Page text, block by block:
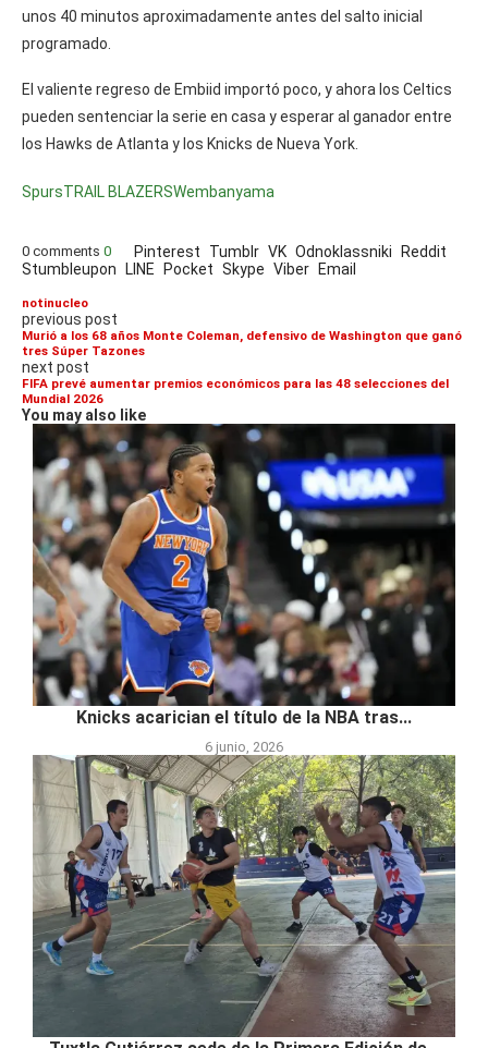
unos 40 minutos aproximadamente antes del salto inicial
programado.
El valiente regreso de Embiid importó poco, y ahora los Celtics
pueden sentenciar la serie en casa y esperar al ganador entre
los Hawks de Atlanta y los Knicks de Nueva York.
SpursTRAIL BLAZERSWembanyama
0 comments 0 Pinterest Tumblr VK Odnoklassniki
Reddit
Stumbleupon
LINE Pocket Skype Viber Email
notinucleo
previous post
Murió a los 68 años Monte Coleman, defensivo de Washington que ganó
tres Súper Tazones
next post
FIFA prevé aumentar premios económicos para las 48 selecciones del
Mundial 2026
You may also like
Knicks acarician el título de la NBA tras...
6 junio, 2026